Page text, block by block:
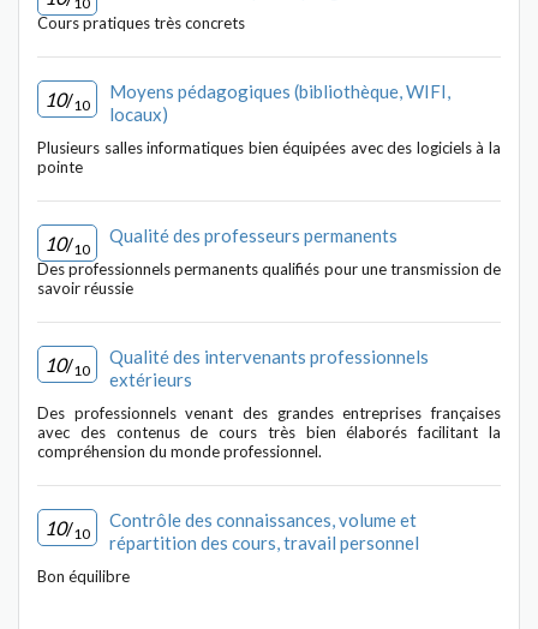
Cours pratiques très concrets
10/10
Moyens pédagogiques (bibliothèque, WIFI,
locaux)
Plusieurs salles informatiques bien équipées avec des logiciels à la
pointe
10/10
Qualité des professeurs permanents
Des professionnels permanents qualifiés pour une transmission de
savoir réussie
10/10
Qualité des intervenants professionnels
extérieurs
Des professionnels venant des grandes entreprises françaises
avec des contenus de cours très bien élaborés facilitant la
compréhension du monde professionnel.
10/10
Contrôle des connaissances, volume et
répartition des cours, travail personnel
Bon équilibre